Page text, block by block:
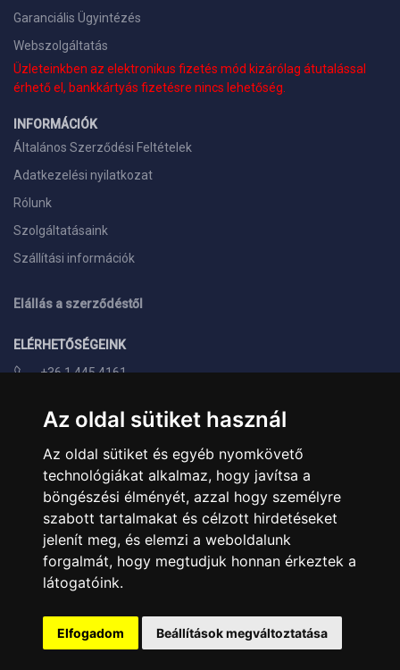
Az oldal sütiket használ
Az oldal sütiket és egyéb nyomkövető
technológiákat alkalmaz, hogy javítsa a
böngészési élményét, azzal hogy személyre
szabott tartalmakat és célzott hirdetéseket
jelenít meg, és elemzi a weboldalunk
forgalmát, hogy megtudjuk honnan érkeztek a
látogatóink.
Elfogadom Beállítások megváltoztatása
Garanciális Ügyintézés
Webszolgáltatás
Üzleteinkben az elektronikus fizetés mód kizárólag átutalással
érhető el, bankkártyás fizetésre nincs lehetőség.
INFORMÁCIÓK
Általános Szerződési Feltételek
Adatkezelési nyilatkozat
Rólunk
Szolgáltatásaink
Szállítási információk
Elállás a szerződéstől
ELÉRHETŐSÉGEINK
+36 1 445 4161
info@landcomputer.hu
1148 Budapest, Nagy Lajos király útja 24.
Nyitvatartás és kapcsolat
PARTNEREINK
Árukereső.hu